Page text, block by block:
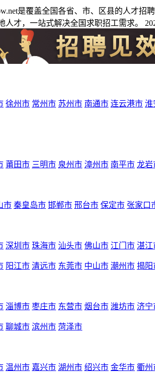
是覆盖全国各省、市、区县的人才
人才，一站式解决全国求职招工需求。
徐州市 常州市 苏州市 南通市 连云港市 淮
莆田市 三明市 泉州市 漳州市 南平市 龙岩
市 秦皇岛市 邯郸市 邢台市 保定市 张家口
深圳市 珠海市 汕头市 佛山市 江门市 湛江
阳江市 清远市 东莞市 中山市 潮州市 揭阳
淄博市 枣庄市 东营市 烟台市 潍坊市 济宁
聊城市 滨州市 菏泽市
温州市 嘉兴市 湖州市 绍兴市 金华市 衢州